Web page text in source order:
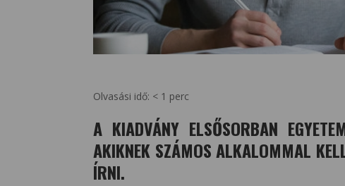
Olvasási idő: < 1 perc
A KIADVÁNY ELSŐSORBAN
AKIKNEK SZÁMOS ALKALOMMAL
ÍRNI.